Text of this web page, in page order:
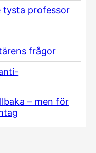
tysta professor
frågor
– men för